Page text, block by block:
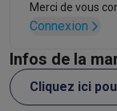
Smartphones
En route
Initiatives
ImpactÉconomies
Info & actions
Merci de vous
Connexion
Infos de la
Cliquez ici